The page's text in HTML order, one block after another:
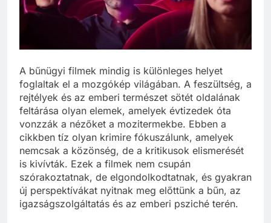
A bűnügyi filmek mindig is különleges helyet
foglaltak el a mozgókép világában. A feszültség, a
rejtélyek és az emberi természet sötét oldalának
feltárása olyan elemek, amelyek évtizedek óta
vonzzák a nézőket a mozitermekbe. Ebben a
cikkben tíz olyan krimire fókuszálunk, amelyek
nemcsak a közönség, de a kritikusok elismerését
is kivívták. Ezek a filmek nem csupán
szórakoztatnak, de elgondolkodtatnak, és gyakran
új perspektívákat nyitnak meg előttünk a bűn, az
igazságszolgáltatás és az emberi psziché terén.